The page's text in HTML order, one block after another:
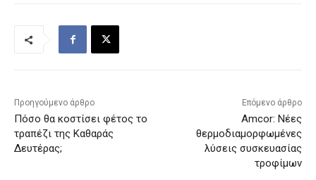
Προηγούμενο άρθρο
Πόσο θα κοστίσει φέτος το
τραπέζι της Καθαράς
Δευτέρας;
Επόμενο άρθρο
Amcor: Νέες
θερμοδιαμορφωμένες
λύσεις συσκευασίας
τροφίμων